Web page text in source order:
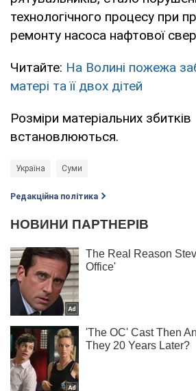
технологічного процесу при
ремонту насоса нафтової
Читайте: На Волині пожежа
матері та її двох дітей
Розміри матеріальних збитків
встановлюються.
Україна Суми
Редакційна політика